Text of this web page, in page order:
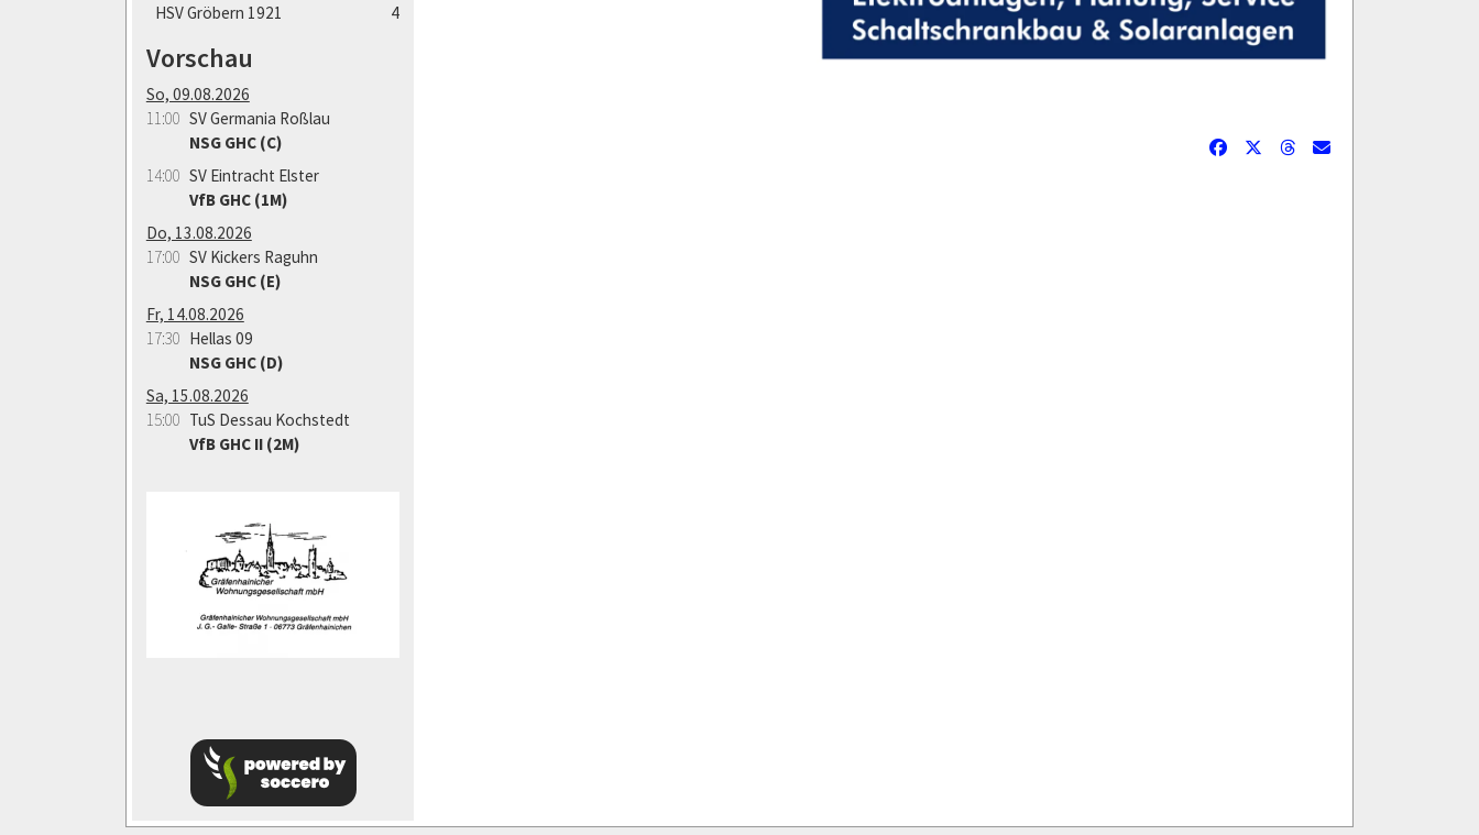
HSV Gröbern 1921
4
Vorschau
So, 09.08.2026
11:00 SV Germania Roßlau
NSG GHC (C)
14:00 SV Eintracht Elster
VfB GHC (1M)
Do, 13.08.2026
17:00 SV Kickers Raguhn
NSG GHC (E)
Fr, 14.08.2026
17:30 Hellas 09
NSG GHC (D)
Sa, 15.08.2026
15:00 TuS Dessau Kochstedt
VfB GHC II (2M)